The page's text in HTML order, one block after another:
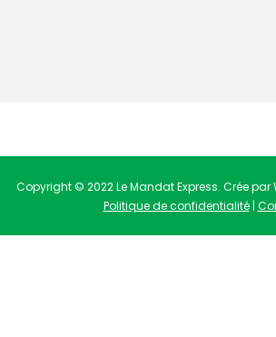
Copyright © 2022 Le Mandat Express. Crée par
Politique de confidentialité|